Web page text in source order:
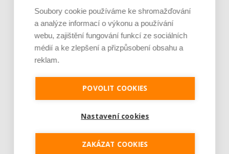
přístupů.
Tweet
Covid-19
dar
distanční výuka
mateřská škola
Soubory cookie používáme ke shromažďování
a analýze informací o výkonu a používání
webu, zajištění fungování funkcí ze sociálních
médií a ke zlepšení a přizpůsobení obsahu a
reklam.
POVOLIT COOKIES
Nastavení cookies
ZAKÁZAT COOKIES